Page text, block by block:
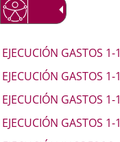
EJECUCIÓN GASTOS
EJECUCIÓN GASTOS
EJECUCIÓN GASTOS
EJECUCIÓN GASTOS